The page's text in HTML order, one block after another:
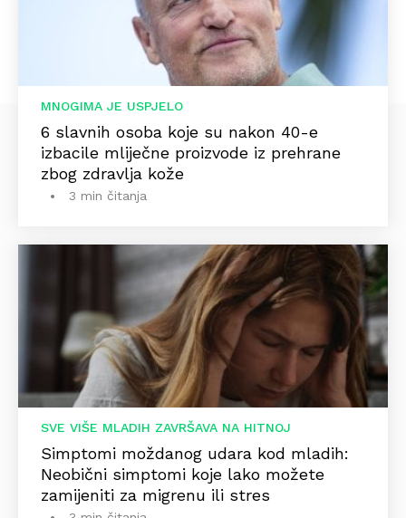
MNOGIMA JE USPJELO
6 slavnih osoba koje su nakon 40-e
izbacile mliječne proizvode iz prehrane
zbog zdravlja kože
3 min čitanja
SVE VIŠE MLADIH ZAVRŠAVA NA HITNOJ
Simptomi moždanog udara kod mladih:
Neobični simptomi koje lako možete
zamijeniti za migrenu ili stres